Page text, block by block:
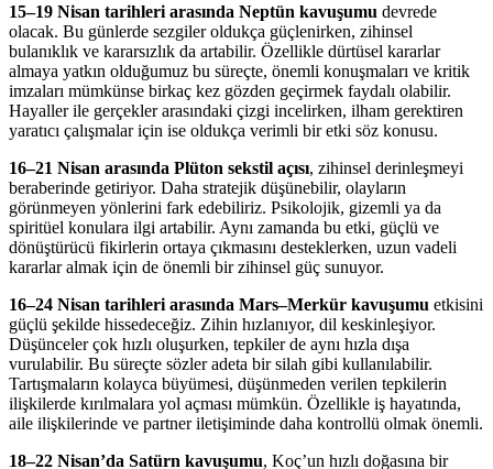
15–19 Nisan tarihleri arasında Neptün kavuşumu devrede
olacak. Bu günlerde sezgiler oldukça güçlenirken, zihinsel
bulanıklık ve kararsızlık da artabilir. Özellikle dürtüsel kararlar
almaya yatkın olduğumuz bu süreçte, önemli konuşmaları ve kritik
imzaları mümkünse birkaç kez gözden geçirmek faydalı olabilir.
Hayaller ile gerçekler arasındaki çizgi incelirken, ilham gerektiren
yaratıcı çalışmalar için ise oldukça verimli bir etki söz konusu.
16–21 Nisan arasında Plüton sekstil açısı, zihinsel derinleşmeyi
beraberinde getiriyor. Daha stratejik düşünebilir, olayların
görünmeyen yönlerini fark edebiliriz. Psikolojik, gizemli ya da
spiritüel konulara ilgi artabilir. Aynı zamanda bu etki, güçlü ve
dönüştürücü fikirlerin ortaya çıkmasını desteklerken, uzun vadeli
kararlar almak için de önemli bir zihinsel güç sunuyor.
16–24 Nisan tarihleri arasında Mars–Merkür kavuşumu etkisini
güçlü şekilde hissedeceğiz. Zihin hızlanıyor, dil keskinleşiyor.
Düşünceler çok hızlı oluşurken, tepkiler de aynı hızla dışa
vurulabilir. Bu süreçte sözler adeta bir silah gibi kullanılabilir.
Tartışmaların kolayca büyümesi, düşünmeden verilen tepkilerin
ilişkilerde kırılmalara yol açması mümkün. Özellikle iş hayatında,
aile ilişkilerinde ve partner iletişiminde daha kontrollü olmak önemli.
18–22 Nisan’da Satürn kavuşumu, Koç’un hızlı doğasına bir